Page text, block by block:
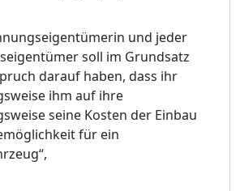
und jeder
soll im Grundsatz
darauf haben, dass ihr
ihm auf ihre
seine Kosten der Einbau
für ein